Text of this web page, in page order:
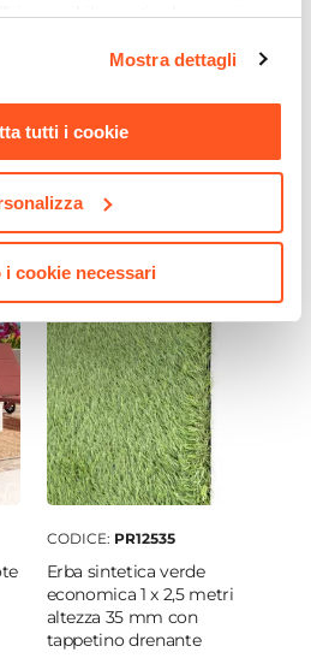
è possibile gestire le proprie
si invita a leggere la
Mostra dettagli
tutti i cookie
i cookie necessari
Catena luminosa 10
lampadine per esterno da
10m con cavo nero
€ 35,00
CODICE: PR12535
Erba sintetica verde
economica 1 x 2,5 metri
altezza 35 mm con
tappetino drenante